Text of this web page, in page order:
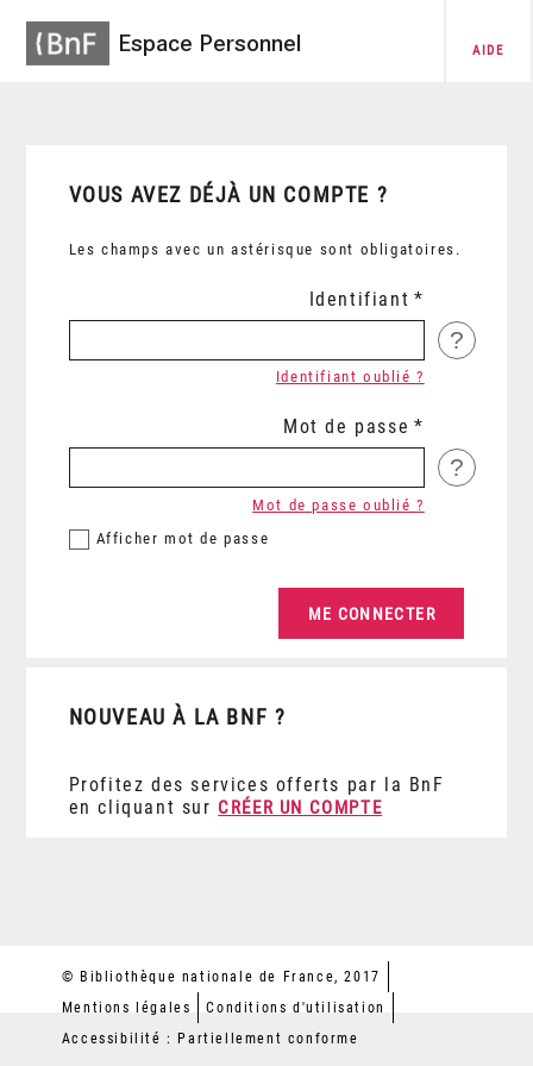
Espace Personnel AIDE
VOUS AVEZ DÉJÀ UN COMPTE ?
Les champs avec un astérisque sont obligatoires.
Identifiant
?
Identifiant oublié ?
Mot de passe
?
Afficher mot de passe
Mot de passe oublié ?
NOUVEAU À LA BNF ?
Profitez des services offerts par la BnF
en cliquant sur CRÉER UN COMPTE
© Bibliothèque nationale de France, 2017
Mentions légales
Conditions d'utilisation
Accessibilité : Partiellement conforme